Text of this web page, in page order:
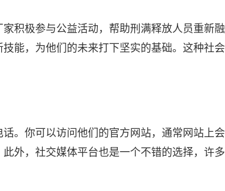
积极参与公益活动，帮助刑满释放人员重新融
能，为他们的未来打下坚实的基础。这种社会
。你可以访问他们的官方网站，通常网站上会
外，社交媒体平台也是一个不错的选择，许多